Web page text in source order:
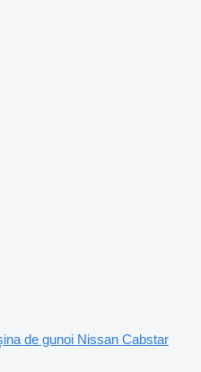
de gunoi Nissan Cabstar